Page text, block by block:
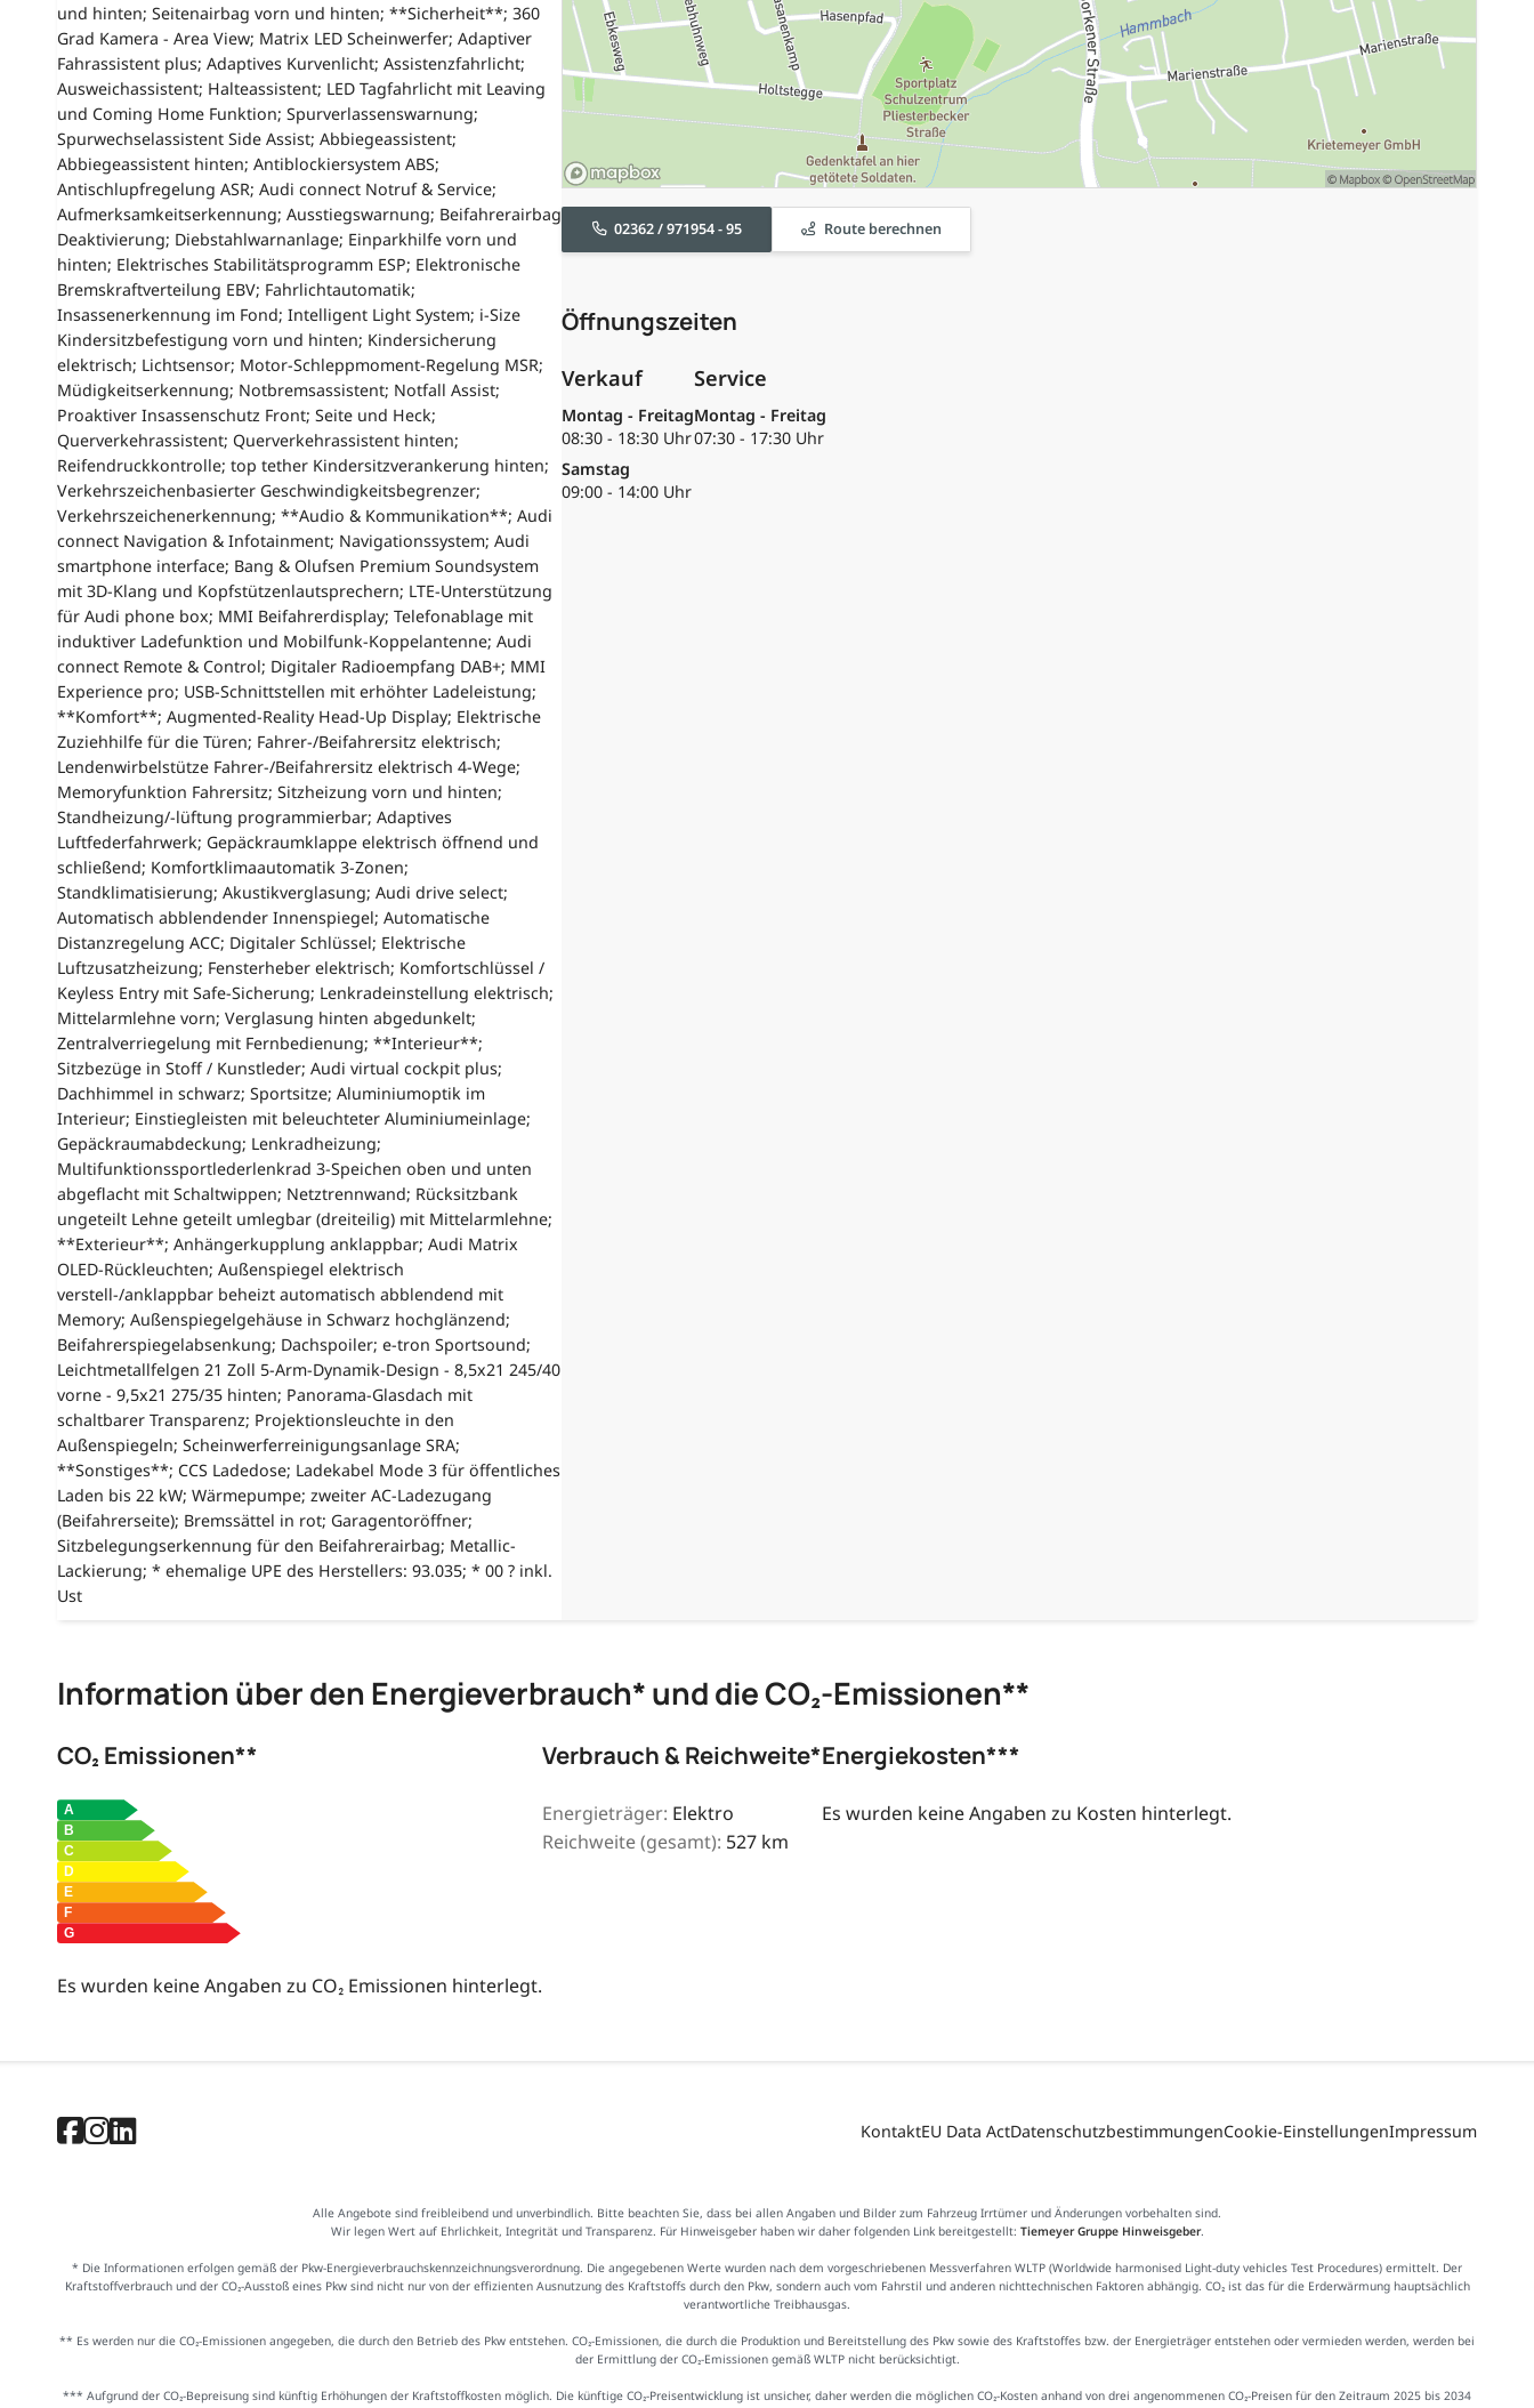
und hinten; Seitenairbag vorn und hinten; **Sicherheit**; 360
Grad Kamera - Area View; Matrix LED Scheinwerfer; Adaptiver
Fahrassistent plus; Adaptives Kurvenlicht; Assistenzfahrlicht;
Ausweichassistent; Halteassistent; LED Tagfahrlicht mit Leaving
und Coming Home Funktion; Spurverlassenswarnung;
Spurwechselassistent Side Assist; Abbiegeassistent;
Abbiegeassistent hinten; Antiblockiersystem ABS;
Antischlupfregelung ASR; Audi connect Notruf & Service;
Aufmerksamkeitserkennung; Ausstiegswarnung; Beifahrerairbag
Deaktivierung; Diebstahlwarnanlage; Einparkhilfe vorn und
hinten; Elektrisches Stabilitätsprogramm ESP; Elektronische
Bremskraftverteilung EBV; Fahrlichtautomatik;
Insassenerkennung im Fond; Intelligent Light System; i-Size
Kindersitzbefestigung vorn und hinten; Kindersicherung
elektrisch; Lichtsensor; Motor-Schleppmoment-Regelung MSR;
Müdigkeitserkennung; Notbremsassistent; Notfall Assist;
Proaktiver Insassenschutz Front; Seite und Heck;
Querverkehrassistent; Querverkehrassistent hinten;
Reifendruckkontrolle; top tether Kindersitzverankerung hinten;
Verkehrszeichenbasierter Geschwindigkeitsbegrenzer;
Verkehrszeichenerkennung; **Audio & Kommunikation**; Audi
connect Navigation & Infotainment; Navigationssystem; Audi
smartphone interface; Bang & Olufsen Premium Soundsystem
mit 3D-Klang und Kopfstützenlautsprechern; LTE-Unterstützung
für Audi phone box; MMI Beifahrerdisplay; Telefonablage mit
induktiver Ladefunktion und Mobilfunk-Koppelantenne; Audi
connect Remote & Control; Digitaler Radioempfang DAB+; MMI
Experience pro; USB-Schnittstellen mit erhöhter Ladeleistung;
**Komfort**; Augmented-Reality Head-Up Display; Elektrische
Zuziehhilfe für die Türen; Fahrer-/Beifahrersitz elektrisch;
Lendenwirbelstütze Fahrer-/Beifahrersitz elektrisch 4-Wege;
Memoryfunktion Fahrersitz; Sitzheizung vorn und hinten;
Standheizung/-lüftung programmierbar; Adaptives
Luftfederfahrwerk; Gepäckraumklappe elektrisch öffnend und
schließend; Komfortklimaautomatik 3-Zonen;
Standklimatisierung; Akustikverglasung; Audi drive select;
Automatisch abblendender Innenspiegel; Automatische
Distanzregelung ACC; Digitaler Schlüssel; Elektrische
Luftzusatzheizung; Fensterheber elektrisch; Komfortschlüssel /
Keyless Entry mit Safe-Sicherung; Lenkradeinstellung elektrisch;
Mittelarmlehne vorn; Verglasung hinten abgedunkelt;
Zentralverriegelung mit Fernbedienung; **Interieur**;
Sitzbezüge in Stoff / Kunstleder; Audi virtual cockpit plus;
Dachhimmel in schwarz; Sportsitze; Aluminiumoptik im
Interieur; Einstiegleisten mit beleuchteter Aluminiumeinlage;
Gepäckraumabdeckung; Lenkradheizung;
Multifunktionssportlederlenkrad 3-Speichen oben und unten
abgeflacht mit Schaltwippen; Netztrennwand; Rücksitzbank
ungeteilt Lehne geteilt umlegbar (dreiteilig) mit Mittelarmlehne;
**Exterieur**; Anhängerkupplung anklappbar; Audi Matrix
OLED-Rückleuchten; Außenspiegel elektrisch
verstell-/anklappbar beheizt automatisch abblendend mit
Memory; Außenspiegelgehäuse in Schwarz hochglänzend;
Beifahrerspiegelabsenkung; Dachspoiler; e-tron Sportsound;
Leichtmetallfelgen 21 Zoll 5-Arm-Dynamik-Design - 8,5x21 245/40
vorne - 9,5x21 275/35 hinten; Panorama-Glasdach mit
schaltbarer Transparenz; Projektionsleuchte in den
Außenspiegeln; Scheinwerferreinigungsanlage SRA;
**Sonstiges**; CCS Ladedose; Ladekabel Mode 3 für öffentliches
Laden bis 22 kW; Wärmepumpe; zweiter AC-Ladezugang
(Beifahrerseite); Bremssättel in rot; Garagentoröffner;
Sitzbelegungserkennung für den Beifahrerairbag; Metallic-
Lackierung; * ehemalige UPE des Herstellers: 93.035; * 00 ? inkl.
Ust
02362 / 971954 - 95 Route berechnen
Öffnungszeiten
Verkauf
Montag - Freitag
08:30 - 18:30 Uhr
Samstag
09:00 - 14:00 Uhr
Service
Montag - Freitag
07:30 - 17:30 Uhr
Information über den Energieverbrauch* und die CO₂-Emissionen**
CO₂ Emissionen**
Es wurden keine Angaben zu CO₂ Emissionen hinterlegt.
Verbrauch & Reichweite*
Energieträger: Elektro
Reichweite (gesamt): 527 km
Energiekosten***
Es wurden keine Angaben zu Kosten hinterlegt.
KontaktEU Data ActDatenschutzbestimmungenCookie-EinstellungenImpressum
Alle Angebote sind freibleibend und unverbindlich. Bitte beachten Sie, dass bei allen Angaben und Bilder zum Fahrzeug Irrtümer und Änderungen vorbehalten sind.
Wir legen Wert auf Ehrlichkeit, Integrität und Transparenz. Für Hinweisgeber haben wir daher folgenden Link bereitgestellt: Tiemeyer Gruppe Hinweisgeber.
* Die Informationen erfolgen gemäß der Pkw-Energieverbrauchskennzeichnungsverordnung. Die angegebenen Werte wurden nach dem vorgeschriebenen Messverfahren WLTP (Worldwide harmonised Light-duty vehicles Test Procedures) ermittelt. Der
Kraftstoffverbrauch und der CO₂-Ausstoß eines Pkw sind nicht nur von der effizienten Ausnutzung des Kraftstoffs durch den Pkw, sondern auch vom Fahrstil und anderen nichttechnischen Faktoren abhängig. CO₂ ist das für die Erderwärmung hauptsächlich
verantwortliche Treibhausgas.
** Es werden nur die CO₂-Emissionen angegeben, die durch den Betrieb des Pkw entstehen. CO₂-Emissionen, die durch die Produktion und Bereitstellung des Pkw sowie des Kraftstoffes bzw. der Energieträger entstehen oder vermieden werden, werden bei
der Ermittlung der CO₂-Emissionen gemäß WLTP nicht berücksichtigt.
*** Aufgrund der CO₂-Bepreisung sind künftig Erhöhungen der Kraftstoffkosten möglich. Die künftige CO₂-Preisentwicklung ist unsicher, daher werden die möglichen CO₂-Kosten anhand von drei angenommenen CO₂-Preisen für den Zeitraum 2025 bis 2034